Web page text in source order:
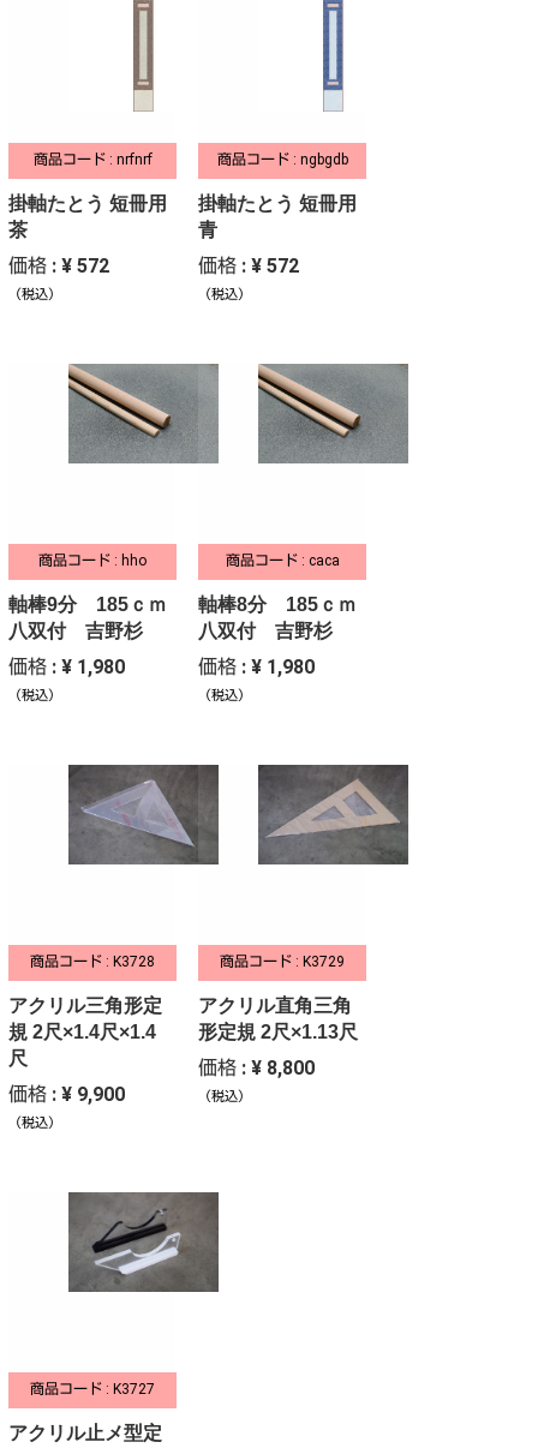
商品コード : nrfnrf
掛軸たとう 短冊用
茶
価格 : ¥ 572
（税込）
商品コード : ngbgdb
掛軸たとう 短冊用
青
価格 : ¥ 572
（税込）
商品コード : hho
軸棒9分 185ｃｍ
八双付 吉野杉
価格 : ¥ 1,980
（税込）
商品コード : caca
軸棒8分 185ｃｍ
八双付 吉野杉
価格 : ¥ 1,980
（税込）
商品コード : K3728
アクリル三角形定
規 2尺×1.4尺×1.4
尺
価格 : ¥ 9,900
（税込）
商品コード : K3729
アクリル直角三角
形定規 2尺×1.13尺
価格 : ¥ 8,800
（税込）
商品コード : K3727
アクリル止メ型定